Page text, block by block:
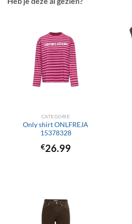
CATEGORIE
Only shirt ONLFREJA
15378328
€26.99